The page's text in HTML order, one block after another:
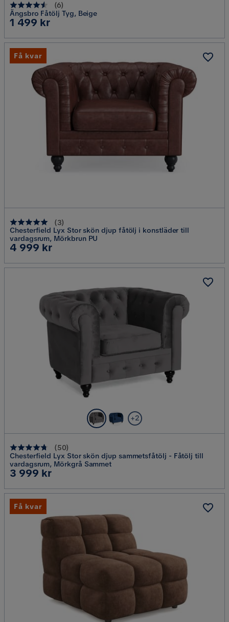
(6)
Ängsbro Fåtölj Tyg, Beige
Pris
1 499 kr
(3)
Chesterfield Lyx Stor skön djup fåtölj i konstläder till
vardagsrum, Mörkbrun PU
Pris
4 999 kr
Få kvar
+2
(50)
Chesterfield Lyx Stor skön djup sammetsfåtölj - Fåtölj till
vardagsrum, Mörkgrå Sammet
Pris
3 999 kr
Få kvar